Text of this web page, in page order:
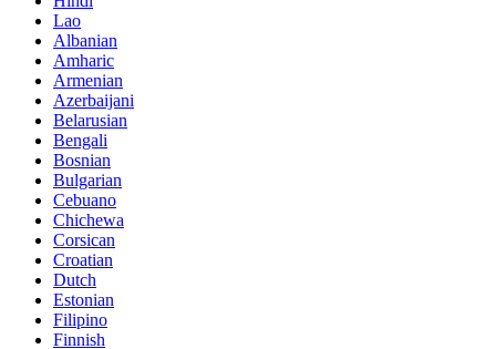
Lao
Albanian
Amharic
Armenian
Azerbaijani
Belarusian
Bengali
Bosnian
Bulgarian
Cebuano
Chichewa
Corsican
Croatian
Dutch
Estonian
Filipino
Finnish